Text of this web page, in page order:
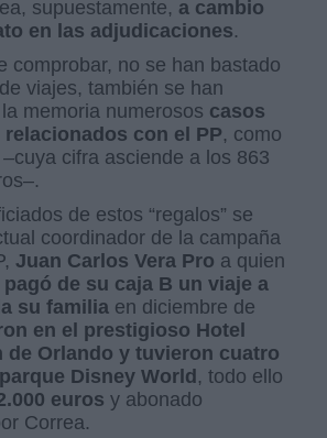
supuestamente, a cambio
en las adjudicaciones.
comprobar, no se han bastado
viajes, también se han
memoria numerosos casos
con el PP, como
–cuya cifra asciende a los 863
de estos “regalos” se
coordinador de la campaña
Juan Carlos Vera Pro a quien
pagó de su caja B un viaje a
su familia en diciembre de
en el prestigioso Hotel
de Orlando y tuvieron cuatro
Disney World , todo ello
euros y abonado
Correa.